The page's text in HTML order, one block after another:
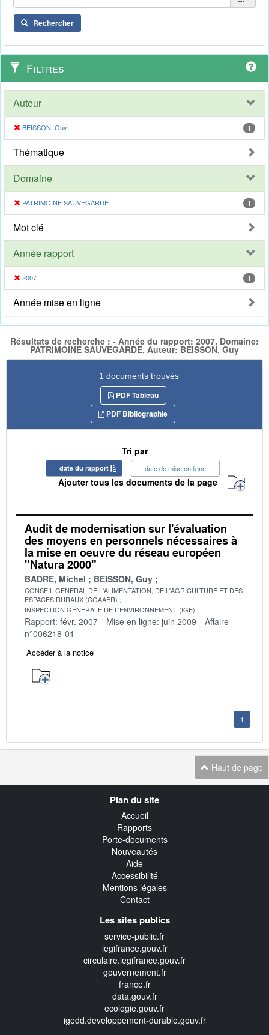
Rechercher
Filtres
Auteur
BEISSON, Guy 1
Thématique
Domaine
PATRIMOINE SAUVEGARDE 1
Mot clé
Année rapport
2007 1
Année mise en ligne
Résultats de recherche : - Année du rapport: 2007, Domaine:
PATRIMOINE SAUVEGARDE, Auteur: BEISSON, Guy
1 documents trouvés
PDF Tableau
PDF Bibliographie
Tri par
date du rapport date de mise en ligne
Ajouter tous les documents de la page
Audit de modernisation sur l'évaluation
des moyens en personnels nécessaires à
la mise en oeuvre du réseau européen
"Natura 2000"
BADRE, Michel BEISSON, Guy
CONSEIL GENERAL DE L'ALIMENTATION, DE L'AGRICULTURE ET DES
ESPACES RURAUX (CGAAER)
INSPECTION GENERALE DE L'ENVIRONNEMENT (IGE)
Rapport: févr. 2007 Mise en ligne: juin 2009
Affaire
n°006218-01
Accéder à la notice
1
Haut de page
Plan du site
Accueil
Rapports
Porte-documents
Nouveautés
Aide
Accessibilité
Mentions légales
Contact
Les sites publics
service-public.fr
legifrance.gouv.fr
circulaire.legifrance.gouv.fr
gouvernement.fr
france.fr
data.gouv.fr
ecologie.gouv.fr
igedd.developpement-durable.gouv.fr